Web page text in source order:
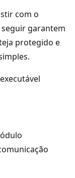
com o
seguir garantem
protegido e